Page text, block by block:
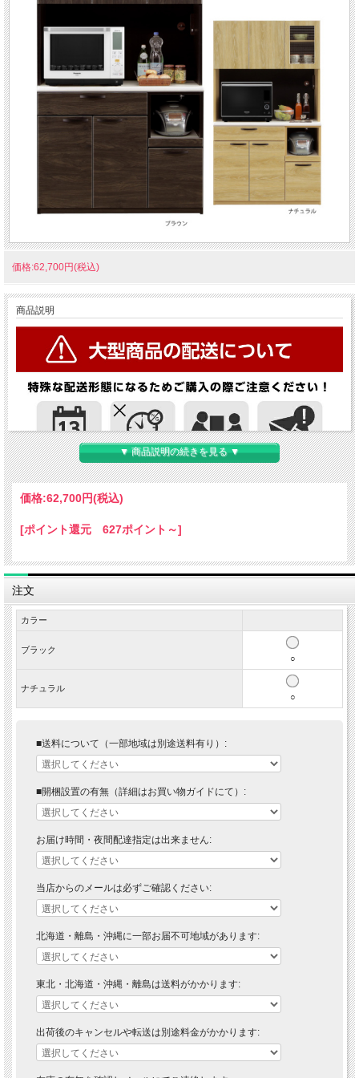
価格:62,700円(税込)
商品説明
▼ 商品説明の続きを見る ▼
価格:62,700円(税込)
[ポイント還元 627ポイント～]
注文
カラー
ブラック
○
ナチュラル
○
■送料について（一部地域は別途送料有り）:
■開梱設置の有無（詳細はお買い物ガイドにて）:
お届け時間・夜間配達指定は出来ません:
当店からのメールは必ずご確認ください:
北海道・離島・沖縄に一部お届不可地域があります:
東北・北海道・沖縄・離島は送料がかかります:
出荷後のキャンセルや転送は別途料金がかかります: